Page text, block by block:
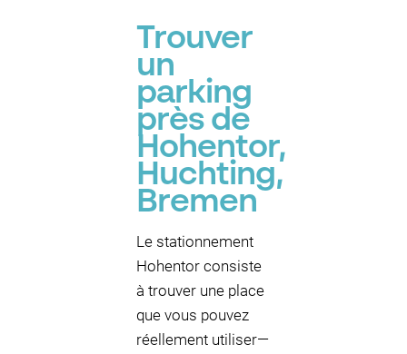
Trouver
un
parking
près de
Hohentor,
Huchting,
Bremen
Le stationnement
Hohentor consiste
à trouver une place
que vous pouvez
réellement utiliser—